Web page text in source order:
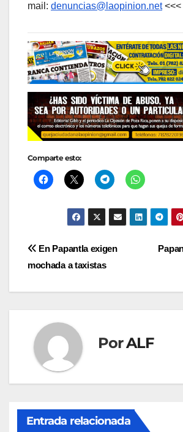
mail: denuncias@laopinion.net<<<
Comparte esto:
Navegación
En Papantla exigen
mochada a taxistas
PorALF
Entrada relacionada